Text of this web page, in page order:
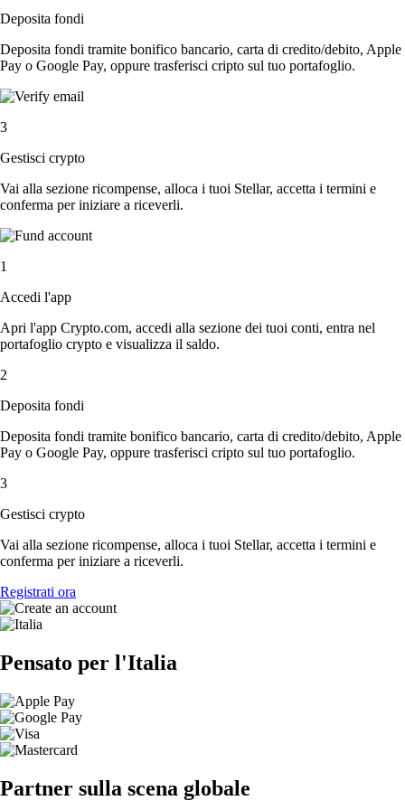
Deposita fondi
Deposita fondi tramite bonifico bancario, carta di credito/debito, Apple
Pay o Google Pay, oppure trasferisci cripto sul tuo portafoglio.
3
Gestisci crypto
Vai alla sezione ricompense, alloca i tuoi Stellar, accetta i termini e
conferma per iniziare a riceverli.
1
Accedi l'app
Apri l'app Crypto.com, accedi alla sezione dei tuoi conti, entra nel
portafoglio crypto e visualizza il saldo.
2
Deposita fondi
Deposita fondi tramite bonifico bancario, carta di credito/debito, Apple
Pay o Google Pay, oppure trasferisci cripto sul tuo portafoglio.
3
Gestisci crypto
Vai alla sezione ricompense, alloca i tuoi Stellar, accetta i termini e
conferma per iniziare a riceverli.
Registrati ora
Pensato per l'Italia
Partner sulla scena globale